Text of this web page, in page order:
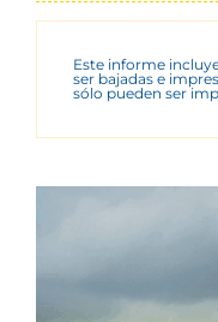
Este informe
ser bajadas e
sólo pueden ser